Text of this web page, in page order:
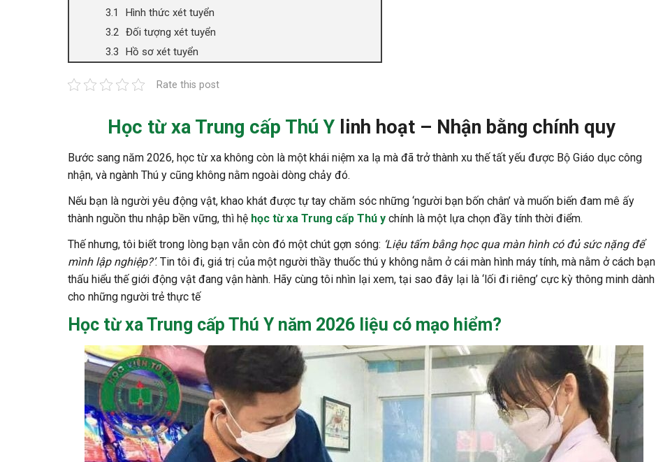
Hình thức xét tuyển
Đối tượng xét tuyển
Hồ sơ xét tuyển
Rate this post
Học từ xa Trung cấp Thú Ylinh hoạt – Nhận bằng chính quy
Bước sang năm 2026, học từ xa không còn là một khái niệm xa lạ mà đã trở thành xu thế tất yếu được Bộ Giáo dục công
nhận, và ngành Thú y cũng không nằm ngoài dòng chảy đó.
Nếu bạn là người yêu động vật, khao khát được tự tay chăm sóc những ‘người bạn bốn chân’ và muốn biến đam mê ấy
thành nguồn thu nhập bền vững, thì hệ học từ xa Trung cấp Thú y chính là một lựa chọn đầy tính thời điểm.
Thế nhưng, tôi biết trong lòng bạn vẫn còn đó một chút gợn sóng: ‘Liệu tấm bằng học qua màn hình có đủ sức nặng để
mình lập nghiệp?’. Tin tôi đi, giá trị của một người thầy thuốc thú y không nằm ở cái màn hình máy tính, mà nằm ở cách bạn
thấu hiểu thế giới động vật đang vận hành. Hãy cùng tôi nhìn lại xem, tại sao đây lại là ‘lối đi riêng’ cực kỳ thông minh dành
cho những người trẻ thực tế
Học từ xa Trung cấp Thú Ynăm 2026 liệu có mạo hiểm?